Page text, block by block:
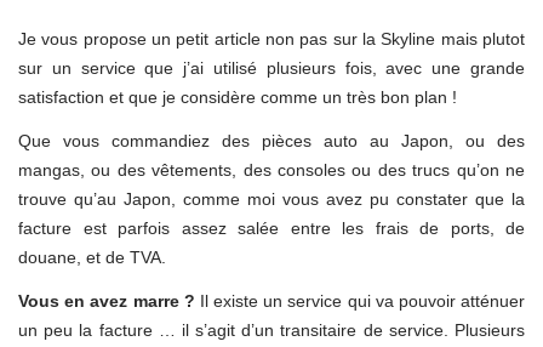
Je vous propose un petit article non pas sur la Skyline mais plutot
sur un service que j’ai utilisé plusieurs fois, avec une grande
satisfaction et que je considère comme un très bon plan !
Que vous commandiez des pièces auto au Japon, ou des
mangas, ou des vêtements, des consoles ou des trucs qu’on ne
trouve qu’au Japon, comme moi vous avez pu constater que la
facture est parfois assez salée entre les frais de ports, de
douane, et de TVA.
Vous en avez marre ? Il existe un service qui va pouvoir atténuer
un peu la facture … il s’agit d’un transitaire de service. Plusieurs